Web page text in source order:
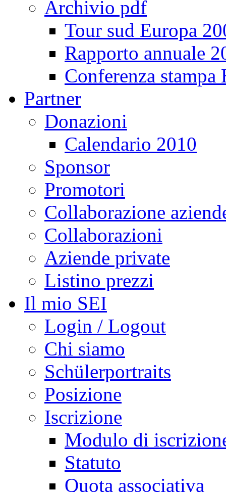
Archivio pdf
Tour sud Europa
Rapporto annuale
Conferenza
Partner
Donazioni
Calendario 2010
Sponsor
Promotori
Collaborazione
Collaborazioni
Aziende private
Listino prezzi
Il mio SEI
Login / Logout
Chi siamo
Schülerportraits
Posizione
Iscrizione
Modulo di
Statuto
Quota associativa